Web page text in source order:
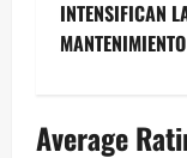
e
INTENSIFICAN
Average